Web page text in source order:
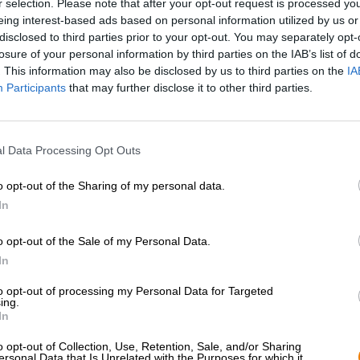
selection. Please note that after your opt-out request is processed
interest-based ads based on personal information utilized by us
to third parties prior to your opt-out. You may separately
of your personal information by third parties on the IAB’s list of
This information may also be disclosed by us to third parties on the
Participants that may further disclose it to other third parties.
Data Processing Opt Outs
opt-out of the Sharing of my personal data.
opt-out of the Sale of my Personal Data.
opt-out of processing my Personal Data for Targeted
opt-out of Collection, Use, Retention, Sale, and/or Sharing
* Les prix incluent la TVA légale. PlusLivraisonplusDépôt€
* Les prix incluent les droits d’accise
Description
Un plat populaire à Knoblach est leur poulet. Dès
la volaille rôtie vous envahit le nez. L’oiseau est
dorée et un merveilleux assaisonnement. Le poulet est
sautées maison. Les tubercules frits croustillants sont
des oignons, du cumin et une poignée de persil.
La bière idéale pour un repas avec du poulet est la
Parmi les spécialités de bière de leur brasserie, le
public. Cela est dû, d’une part, au fait que la lumière
plats et, d’autre part, à son goût rond et délicatement
La lumière est présentée dans le verre dans un or
considérable de mousse à pores mixtes. L’échantillon